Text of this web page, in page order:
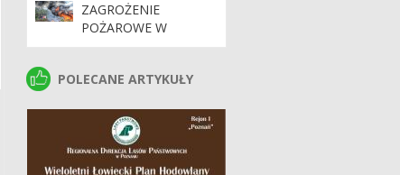
ZAGROŻENIE
POŻAROWE W
LASACH. APEL O
POLECANE ARTYKUŁY
POLECANE ARTYKUŁY